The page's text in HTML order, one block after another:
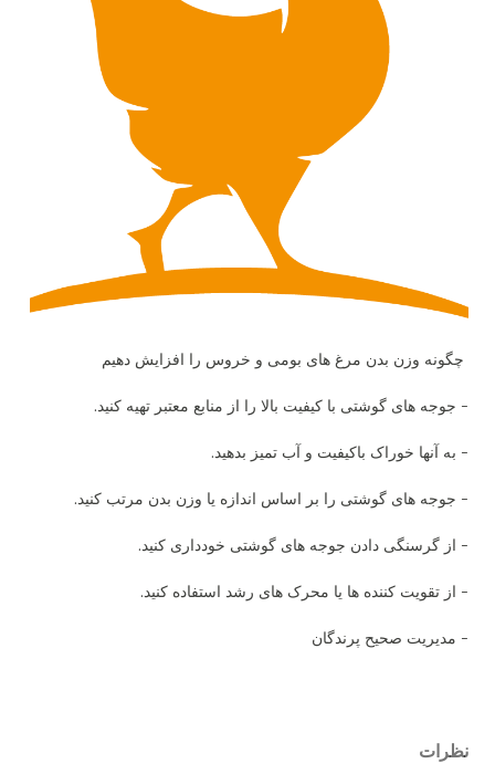
چگونه وزن بدن مرغ های بومی و خروس را افزایش دهیم
- جوجه های گوشتی با کیفیت بالا را از منابع معتبر تهیه کنید.
- به آنها خوراک باکیفیت و آب تمیز بدهید.
- جوجه های گوشتی را بر اساس اندازه یا وزن بدن مرتب کنید.
- از گرسنگی دادن جوجه های گوشتی خودداری کنید.
- از تقویت کننده ها یا محرک های رشد استفاده کنید.
- مدیریت صحیح پرندگان
نظرات